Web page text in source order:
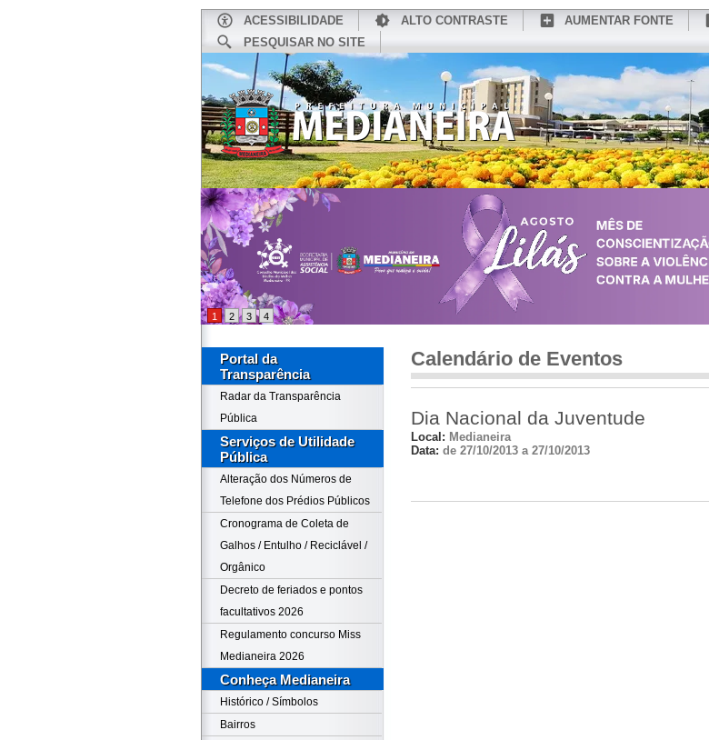
ACESSIBILIDADE ALTO CONTRASTE AUMENTAR FONTE
PESQUISAR NO SITE
CONHEÇA MEDIANEIRA
1 2 3 4
Portal da
Transparência
Radar da Transparência
Pública
Serviços de Utilidade
Pública
Alteração dos Números de
Telefone dos Prédios Públicos
Cronograma de Coleta de
Galhos / Entulho / Reciclável /
Orgânico
Decreto de feriados e pontos
facultativos 2026
Regulamento concurso Miss
Medianeira 2026
Conheça Medianeira
Histórico / Símbolos
Bairros
Calendário de Eventos
Dia Nacional da Juventude
Local: Medianeira
Data: de 27/10/2013 a 27/10/2013